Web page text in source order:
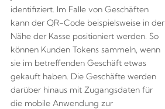
identifiziert. Im Falle von Geschäften
kann der QR-Code beispielsweise in der
Nähe der Kasse positioniert werden. So
können Kunden Tokens sammeln, wenn
sie im betreffenden Geschäft etwas
gekauft haben. Die Geschäfte werden
darüber hinaus mit Zugangsdaten für
die mobile Anwendung zur